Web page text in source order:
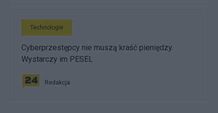
Technologie
Cyberprzestępcy nie muszą kraść pieniędzy.
Wystarczy im PESEL
Redakcja